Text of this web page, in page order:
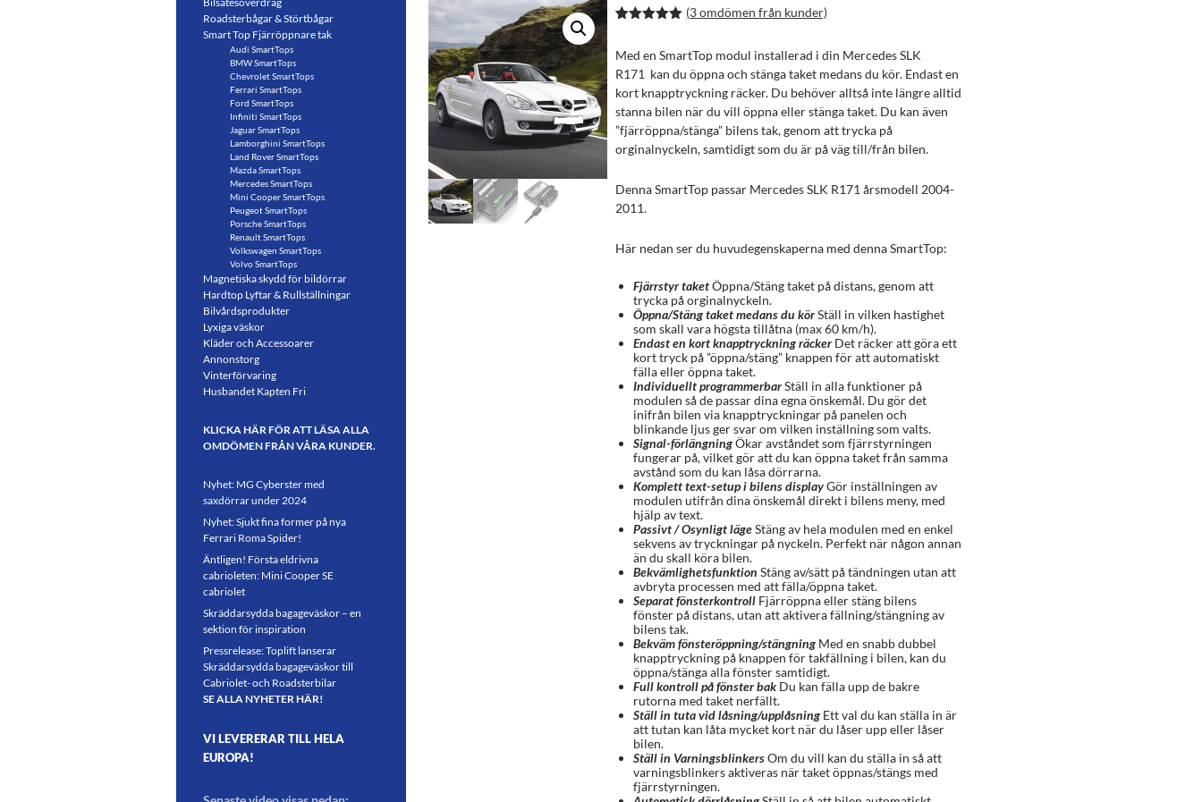
baserat på
kundrecens
ioner
(3omdömen från kunder)
Med en SmartTop modul installerad i din Mercedes SLK
R171 kan du öppna och stänga taket medans du kör. Endast en
kort knapptryckning räcker. Du behöver alltså inte längre alltid
stanna bilen när du vill öppna eller stänga taket. Du kan även
”fjärröppna/stänga” bilens tak, genom att trycka på
orginalnyckeln, samtidigt som du är på väg till/från bilen.
Denna SmartTop passar Mercedes SLK R171 årsmodell 2004-
2011.
Här nedan ser du huvudegenskaperna med denna SmartTop:
Fjärrstyr taketÖppna/Stäng taket på distans, genom att
trycka på orginalnyckeln.
Öppna/Stäng taket medans du körStäll in vilken hastighet
som skall vara högsta tillåtna (max 60 km/h).
Endast en kort knapptryckning räcker Det räcker att göra ett
kort tryck på ”öppna/stäng” knappen för att automatiskt
fälla eller öppna taket.
Individuellt programmerbarStäll in alla funktioner på
modulen så de passar dina egna önskemål. Du gör det
inifrån bilen via knapptryckningar på panelen och
blinkande ljus ger svar om vilken inställning som valts.
Signal-förlängningÖkar avståndet som fjärrstyrningen
fungerar på, vilket gör att du kan öppna taket från samma
avstånd som du kan låsa dörrarna.
Komplett text-setup i bilens displayGör inställningen av
modulen utifrån dina önskemål direkt i bilens meny, med
hjälp av text.
Passivt / Osynligt lägeStäng av hela modulen med en enkel
sekvens av tryckningar på nyckeln. Perfekt när någon annan
än du skall köra bilen.
Bekvämlighetsfunktion Stäng av/sätt på tändningen utan att
avbryta processen med att fälla/öppna taket.
Separat fönsterkontroll Fjärröppna eller stäng bilens
fönster på distans, utan att aktivera fällning/stängning av
bilens tak.
Bekväm fönsteröppning/stängning Med en snabb dubbel
knapptryckning på knappen för takfällning i bilen, kan du
öppna/stänga alla fönster samtidigt.
Full kontroll på fönster bakDu kan fälla upp de bakre
rutorna med taket nerfällt.
Ställ in tuta vid låsning/upplåsning Ett val du kan ställa in är
att tutan kan låta mycket kort när du låser upp eller låser
bilen.
Ställ in VarningsblinkersOm du vill kan du ställa in så att
varningsblinkers aktiveras när taket öppnas/stängs med
fjärrstyrningen.
Roadsterbågar & Störtbågar
Smart Top Fjärröppnare tak
Audi SmartTops
BMW SmartTops
Chevrolet SmartTops
Ferrari SmartTops
Ford SmartTops
Infiniti SmartTops
Jaguar SmartTops
Lamborghini SmartTops
Land Rover SmartTops
Mazda SmartTops
Mercedes SmartTops
Mini Cooper SmartTops
Peugeot SmartTops
Porsche SmartTops
Renault SmartTops
Volkswagen SmartTops
Volvo SmartTops
Magnetiska skydd för bildörrar
Hardtop Lyftar & Rullställningar
Bilvårdsprodukter
Lyxiga väskor
Kläder och Accessoarer
Annonstorg
Vinterförvaring
Husbandet Kapten Fri
KLICKA HÄR FÖR ATT LÄSA ALLA
OMDÖMEN FRÅN VÅRA KUNDER.
Nyhet: MG Cyberster med
saxdörrar under 2024
Nyhet: Sjukt fina former på nya
Ferrari Roma Spider!
Äntligen! Första eldrivna
cabrioleten: Mini Cooper SE
cabriolet
Skräddarsydda bagageväskor – en
sektion för inspiration
Pressrelease: Toplift lanserar
Skräddarsydda bagageväskor till
Cabriolet- och Roadsterbilar
SE ALLA NYHETER HÄR!
VI LEVERERAR TILL HELA
EUROPA!